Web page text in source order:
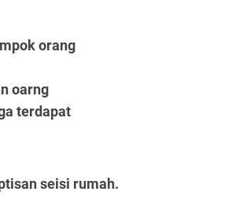
orang
oarng
terdapat
seisi rumah.